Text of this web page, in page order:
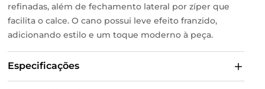
refinadas, além de fechamento lateral por zíper que
facilita o calce. O cano possui leve efeito franzido,
adicionando estilo e um toque moderno à peça.
Especificações